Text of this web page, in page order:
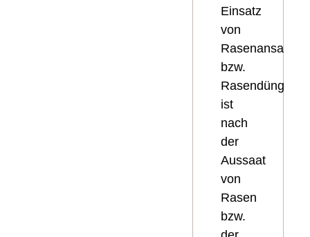
Einsatz
von
Rasenansaat-
bzw.
Rasendünger
ist
nach
der
Aussaat
von
Rasen
bzw.